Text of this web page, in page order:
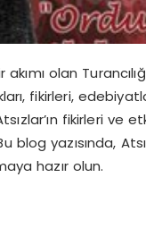
olan
fikirleri,
fikirleri ve
yazısında,
hazır olun.